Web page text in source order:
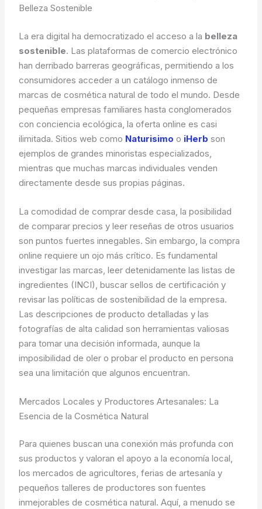
Belleza Sostenible
La era digital ha democratizado el acceso a la belleza
sostenible. Las plataformas de comercio electrónico
han derribado barreras geográficas, permitiendo a los
consumidores acceder a un catálogo inmenso de
marcas de cosmética natural de todo el mundo. Desde
pequeñas empresas familiares hasta conglomerados
con conciencia ecológica, la oferta online es casi
ilimitada. Sitios web como Naturisimo o iHerb son
ejemplos de grandes minoristas especializados,
mientras que muchas marcas individuales venden
directamente desde sus propias páginas.
La comodidad de comprar desde casa, la posibilidad
de comparar precios y leer reseñas de otros usuarios
son puntos fuertes innegables. Sin embargo, la compra
online requiere un ojo más crítico. Es fundamental
investigar las marcas, leer detenidamente las listas de
ingredientes (INCI), buscar sellos de certificación y
revisar las políticas de sostenibilidad de la empresa.
Las descripciones de producto detalladas y las
fotografías de alta calidad son herramientas valiosas
para tomar una decisión informada, aunque la
imposibilidad de oler o probar el producto en persona
sea una limitación que algunos encuentran.
Mercados Locales y Productores Artesanales: La
Esencia de la Cosmética Natural
Para quienes buscan una conexión más profunda con
sus productos y valoran el apoyo a la economía local,
los mercados de agricultores, ferias de artesanía y
pequeños talleres de productores son fuentes
inmejorables de cosmética natural. Aquí, a menudo se